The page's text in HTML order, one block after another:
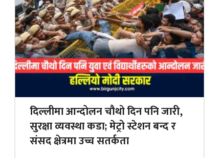
दिल्लीमा आन्दोलन चौथो दिन पनि जारी,
सुरक्षा व्यवस्था कडा; मेट्रो स्टेशन बन्द र
संसद क्षेत्रमा उच्च सतर्कता